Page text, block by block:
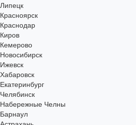
Липецк
Красноярск
Краснодар
Киров
Кемерово
Новосибирск
Ижевск
Хабаровск
Екатеринбург
Челябинск
Набережные Челны
Барнаул